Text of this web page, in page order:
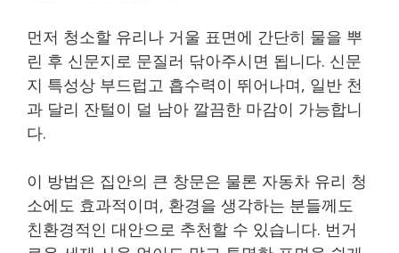
먼저 청소할 유리나 거울 표면에 간단히 물을 뿌
린 후 신문지로 문질러 닦아주시면 됩니다. 신문
지 특성상 부드럽고 흡수력이 뛰어나며, 일반 천
과 달리 잔털이 덜 남아 깔끔한 마감이 가능합니
다.
이 방법은 집안의 큰 창문은 물론 자동차 유리 청
소에도 효과적이며, 환경을 생각하는 분들께도
친환경적인 대안으로 추천할 수 있습니다. 번거